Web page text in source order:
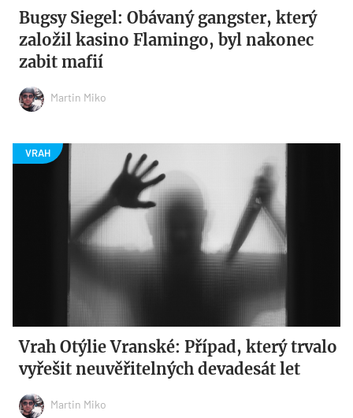
Bugsy Siegel: Obávaný gangster, který
založil kasino Flamingo, byl nakonec
zabit mafií
Martin Miko
Vrah Otýlie Vranské: Případ, který trvalo
vyřešit neuvěřitelných devadesát let
Martin Miko